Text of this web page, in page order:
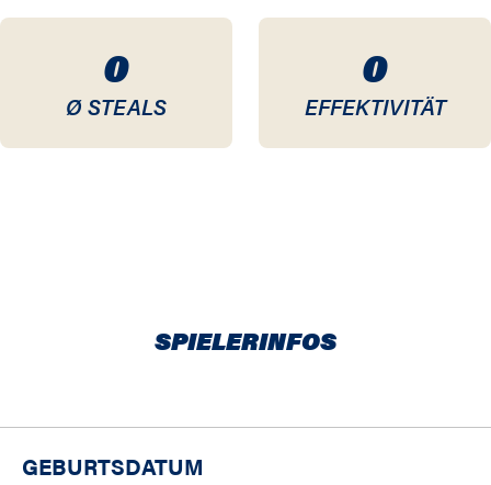
0
Ø STEALS
0
EFFEKTIVITÄT
SPIELERINFOS
GEBURTSDATUM